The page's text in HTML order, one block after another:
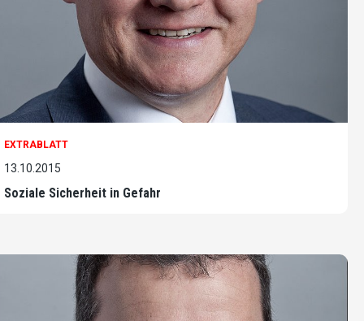
EXTRABLATT
13.10.2015
Soziale Sicherheit in Gefahr